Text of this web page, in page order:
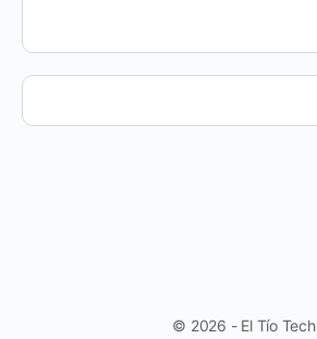
© 2026 - El Tío Tech